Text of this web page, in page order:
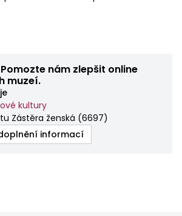
nám zlepšit online
muzeí.
kultury
Zástěra ženská (6697)
informací